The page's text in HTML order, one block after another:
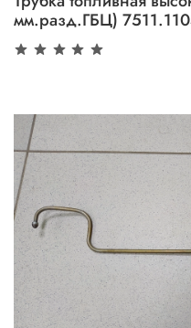
мм.разд.ГБЦ)